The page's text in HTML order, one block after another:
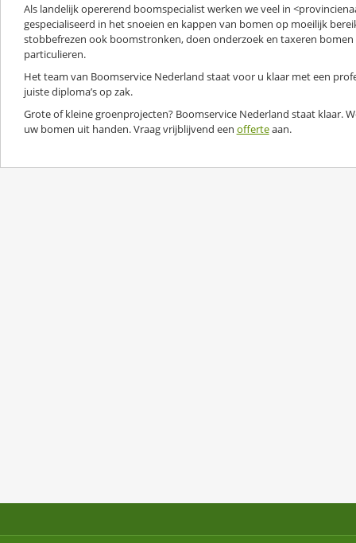
Als landelijk opererend boomspecialist werken we veel in
gespecialiseerd in het snoeien en kappen van bomen op moeilijk
stobbefrezen ook boomstronken, doen onderzoek en taxeren
particulieren.
Het team van Boomservice Nederland staat voor u klaar met een
juiste diploma’s op zak.
Grote of kleine groenprojecten? Boomservice Nederland staat klaar.
uw bomen uit handen. Vraag vrijblijvend een offerteaan.